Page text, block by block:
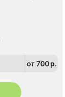
от 700 p.